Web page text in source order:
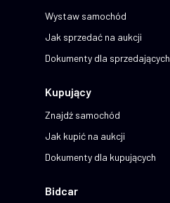
Wystaw samochód
Jak sprzedać na aukcji
Dokumenty dla sprzedających
Kupujący
Znajdź samochód
Jak kupić na aukcji
Dokumenty dla kupujących
Bidcar